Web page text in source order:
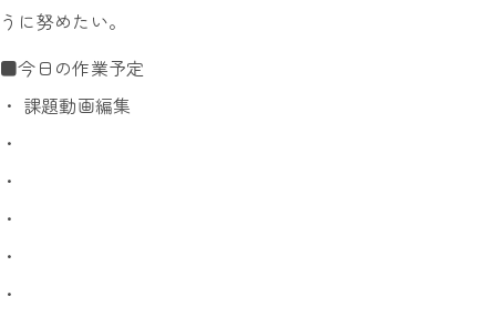
うに努めたい。
■今日の作業予定
・ 課題動画編集
・
・
・
・
・